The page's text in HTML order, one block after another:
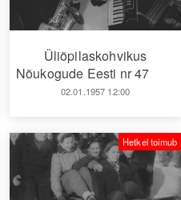
Üliõpilaskohvikus
Nõukogude Eesti nr 47
02.01.1957 12:00
Hetkel toimub